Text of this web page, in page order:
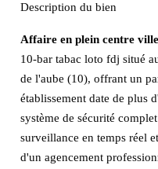
Description du bien
Affaire en plein centre
10-bar tabac loto fdj situé
de l'aube (10), offrant un
établissement date de plus
système de sécurité
surveillance en temps réel
d'un agencement